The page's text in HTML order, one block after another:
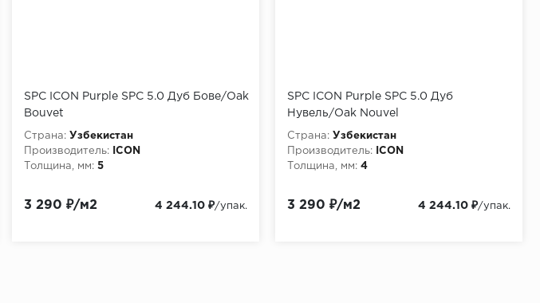
SPC ICON Purple SPC 5.0 Дуб Бове/Oak
Bouvet
Страна: Узбекистан
Производитель:
ICON
Толщина, мм: 5
3 290 ₽/м2 4 244.10 ₽/упак.
SPC ICON Purple SPC 5.0 Дуб
Нувель/Oak Nouvel
Страна: Узбекистан
Производитель:
ICON
Толщина, мм: 4
3 290 ₽/м2 4 244.10 ₽/упак.